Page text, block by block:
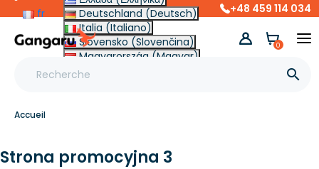
fr
Deutschland (Deutsch)
Italia (Italiano)
Slovensko (Slovenčina)
Magyarország (Magyar)
Other (English €)
+48 459 114 034

0
Accueil
Strona promocyjna 3